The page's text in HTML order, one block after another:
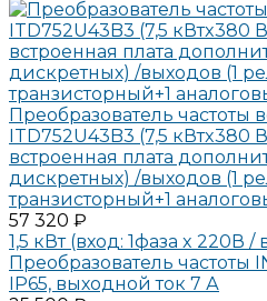
Преобразователь частоты
ITD752U43B3 (7,5 кВтx380
встроенная плата
дискретных) /выходов (1
транзисторный+1
57 320 ₽
1,5 кВт (вход: 1фаза x 220В
Преобразователь частоты
IP65, выходной ток 7 А